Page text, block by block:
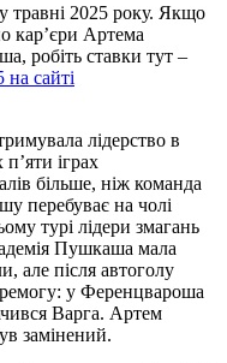
травні 2025 року. Якщо
кар’єри Артема
робіть ставки тут –
сайті
лідерство в
іграх
більше, ніж команда
перебуває на чолі
турі лідери змагань
Пушкаша мала
але після автоголу
у Ференцвароша
Варга. Артем
замінений.